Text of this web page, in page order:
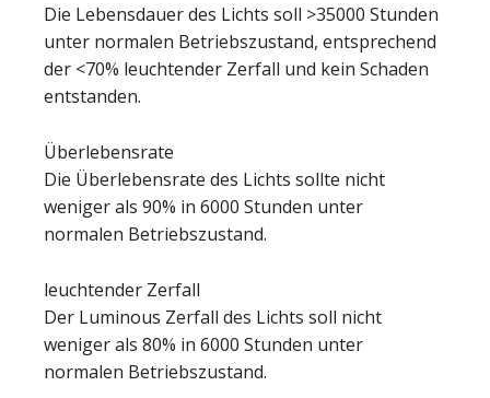
Die Lebensdauer des Lichts soll >35000 Stunden
unter normalen Betriebszustand, entsprechend
der <70% leuchtender Zerfall und kein Schaden
entstanden.
Überlebensrate
Die Überlebensrate des Lichts sollte nicht
weniger als 90% in 6000 Stunden unter
normalen Betriebszustand.
leuchtender Zerfall
Der Luminous Zerfall des Lichts soll nicht
weniger als 80% in 6000 Stunden unter
normalen Betriebszustand.